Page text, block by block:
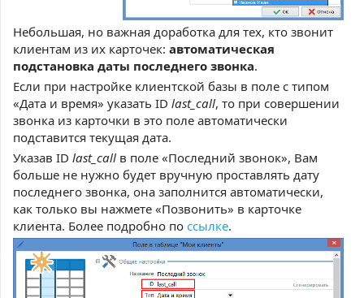
Небольшая, но важная доработка для тех, кто звонит
клиентам из их карточек: автоматическая
подстановка даты последнего звонка.
Если при настройке клиентской базы в поле с типом
«Дата и время» указать ID last_call, то при совершении
звонка из карточки в это поле автоматически
подставится текущая дата.
Указав ID last_call в поле «Последний звонок», Вам
больше не нужно будет вручную проставлять дату
последнего звонка, она заполнится автоматически,
как только вы нажмете «Позвонить» в карточке
клиента. Более подробно по ссылке.